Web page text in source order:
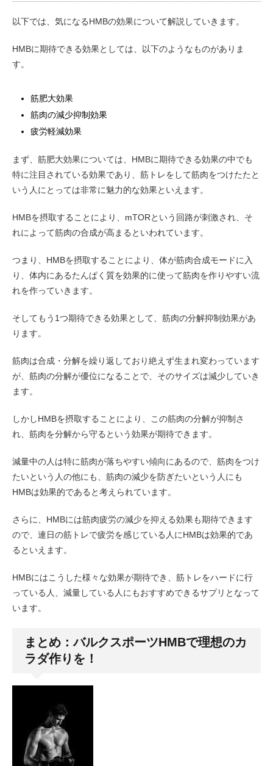
以下では、気になるHMBの効果について解説していきます。
HMBに期待できる効果としては、以下のようなものがありま
す。
筋肥大効果
筋肉の減少抑制効果
疲労軽減効果
まず、筋肥大効果については、HMBに期待できる効果の中でも
特に注目されている効果であり、筋トレをして筋肉をつけたたと
いう人にとっては非常に魅力的な効果といえます。
HMBを摂取することにより、mTORという回路が刺激され、そ
れによって筋肉の合成が高まるといわれています。
つまり、HMBを摂取することにより、体が筋肉合成モードに入
り、体内にあるたんぱく質を効果的に使って筋肉を作りやすい流
れを作っていきます。
そしてもう1つ期待できる効果として、筋肉の分解抑制効果があ
ります。
筋肉は合成・分解を繰り返しており絶えず生まれ変わっています
が、筋肉の分解が優位になることで、そのサイズは減少していき
ます。
しかしHMBを摂取することにより、この筋肉の分解が抑制さ
れ、筋肉を分解から守るという効果が期待できます。
減量中の人は特に筋肉が落ちやすい傾向にあるので、筋肉をつけ
たいという人の他にも、筋肉の減少を防ぎたいという人にも
HMBは効果的であると考えられています。
さらに、HMBには筋肉疲労の減少を抑える効果も期待できます
ので、連日の筋トレで疲労を感じている人にHMBは効果的であ
るといえます。
HMBにはこうした様々な効果が期待でき、筋トレをハードに行
っている人、減量している人にもおすすめできるサプリとなって
います。
まとめ：バルクスポーツHMBで理想のカ
ラダ作りを！